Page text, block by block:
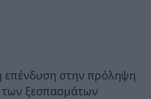
επένδυση στην πρόληψη
των ξεσπασμάτων